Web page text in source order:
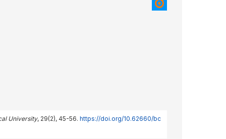
University, 29(2), 45-56. https://doi.org/10.62660/bc